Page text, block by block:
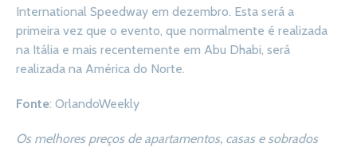
International Speedway em dezembro. Esta será a
primeira vez que o evento, que normalmente é realizada
na Itália e mais recentemente em Abu Dhabi, será
realizada na América do Norte.
Fonte: OrlandoWeekly
Os melhores preços de apartamentos, casas e sobrados